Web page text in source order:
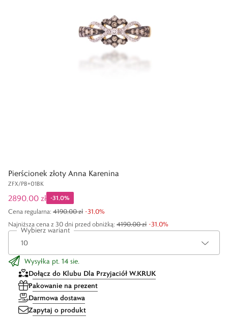
Pierścionek złoty Anna Karenina
ZFX/PB+01BK
2890,00 zł -31,0%
Najniższa cena z 30 dni przed obniżką: 4190,00 zł -31,0%
Cena regularna: 4190,00 zł -31,0%
Wybierz wariant
Wysyłka pt. 14 sie.
Dołącz do Klubu Dla Przyjaciół W.KRUK
Pakowanie na prezent
Darmowa dostawa
Zapytaj o produkt